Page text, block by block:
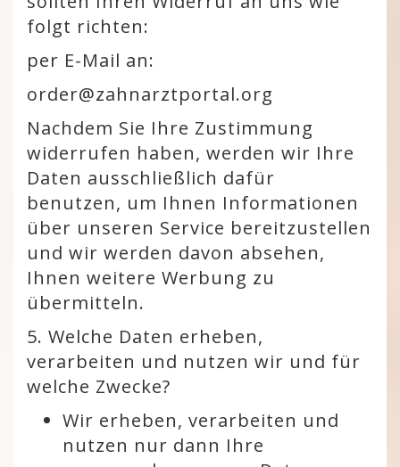
folgt richten:
per E-Mail an:
order@zahnarztportal.org
Nachdem Sie Ihre Zustimmung
widerrufen haben, werden wir Ihre
Daten ausschließlich dafür
benutzen, um Ihnen Informationen
über unseren Service bereitzustellen
und wir werden davon absehen,
Ihnen weitere Werbung zu
übermitteln.
5. Welche Daten erheben,
verarbeiten und nutzen wir und für
welche Zwecke?
Wir erheben, verarbeiten und
nutzen nur dann Ihre